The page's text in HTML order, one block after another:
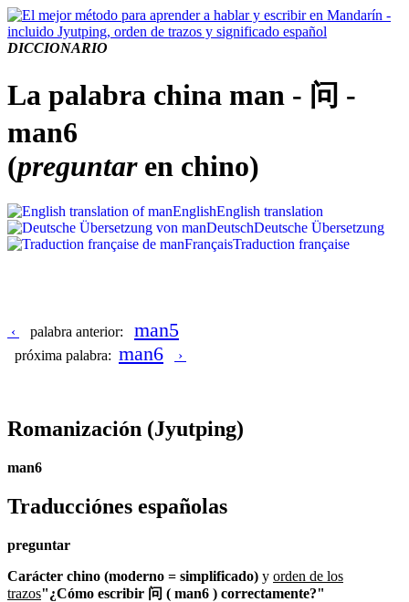
DICCIONARIO
La palabra china man - 问 -
man6
(preguntaren chino)
EnglishEnglish translation
DeutschDeutsche Übersetzung
FrançaisTraduction française
‹ palabra anterior: man5
próxima palabra: man6 ›
Romanización (Jyutping)
man6
Traducciónes españolas
preguntar
Carácter chino (moderno = simplificado) y orden de los
trazos"¿Cómo escribir 问 ( man6 ) correctamente?"